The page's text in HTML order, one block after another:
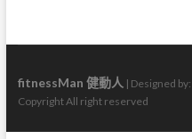
fitnessMan 健動人| Designed by:
Copyright All right reserved